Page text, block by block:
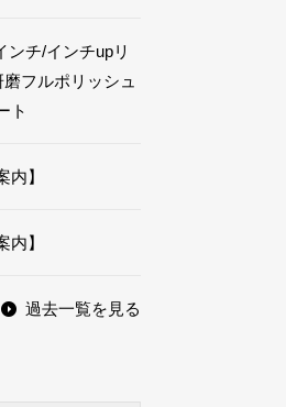
チ/インチupリ
フルポリッシュ
ト
内】
内】
過去一覧を見る